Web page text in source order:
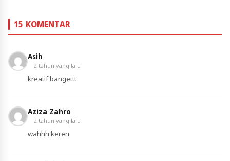
15 KOMENTAR
Asih
2 tahun yang lalu
kreatif bangettt
Aziza Zahro
2 tahun yang lalu
wahhh keren